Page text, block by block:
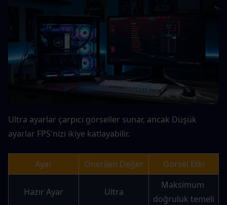
Ultra ayarlar çarpıcı görseller sunar, ancak Düşük
ayarlar FPS'nizi ikiye katlayabilir.
Ayar Önerilen Değer Görsel Etki
Hazır Ayar Ultra
Maksimum
doğruluk temeli